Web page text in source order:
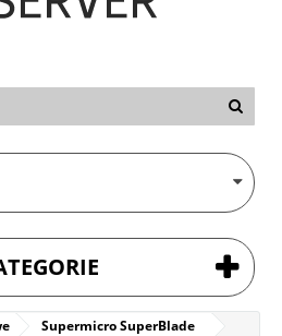
Supermicro SuperBlade